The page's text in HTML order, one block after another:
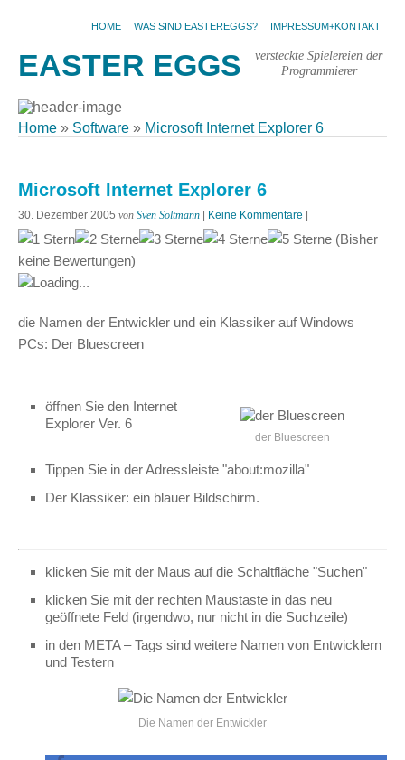
HOME WAS SIND EASTEREGGS? IMPRESSUM+KONTAKT
EASTER EGGS
versteckte Spielereien der
Programmierer
Home » Software » Microsoft Internet Explorer 6
Microsoft Internet Explorer 6
30. Dezember 2005 von Sven Soltmann Keine Kommentare
(Bisher
keine Bewertungen)
Loading...
die Namen der Entwickler und ein Klassiker auf Windows
PCs: Der Bluescreen
der Bluescreen
öffnen Sie den Internet
Explorer Ver. 6
Tippen Sie in der Adressleiste "about:mozilla"
Der Klassiker: ein blauer Bildschirm.
klicken Sie mit der Maus auf die Schaltfläche "Suchen"
klicken Sie mit der rechten Maustaste in das neu
geöffnete Feld (irgendwo, nur nicht in die Suchzeile)
in den META – Tags sind weitere Namen von Entwicklern
und Testern
Die Namen der Entwickler